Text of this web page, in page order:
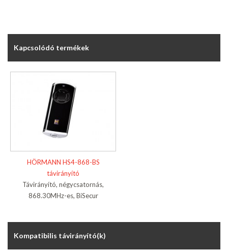
Kapcsolódó termékek
HÖRMANN HS4-868-BS
távirányító
Távirányító, négycsatornás,
868.30MHz-es, BiSecur
Kompatibilis távirányító(k)